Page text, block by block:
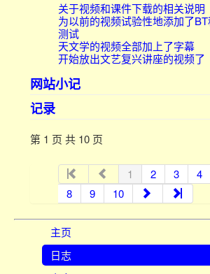
关于视频和课件下载的相关说明
为以前的视频试验性地添加了
测试
天文学的视频全部加上了字幕
开始放出文艺复兴讲座的视频了
网站小记
记录
第 1 页 共 10 页
1 2 3 4
8
9 10
主页
日志